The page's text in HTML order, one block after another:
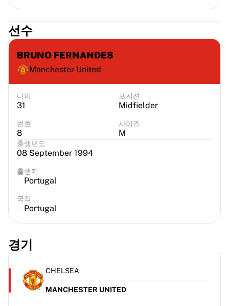
선수
BRUNO FERNANDES
Manchester United
나이
31
포지션
Midfielder
번호
8
사이즈
M
출생년도
08 September 1994
출생지
Portugal
국적
Portugal
경기
CHELSEA
MANCHESTER UNITED